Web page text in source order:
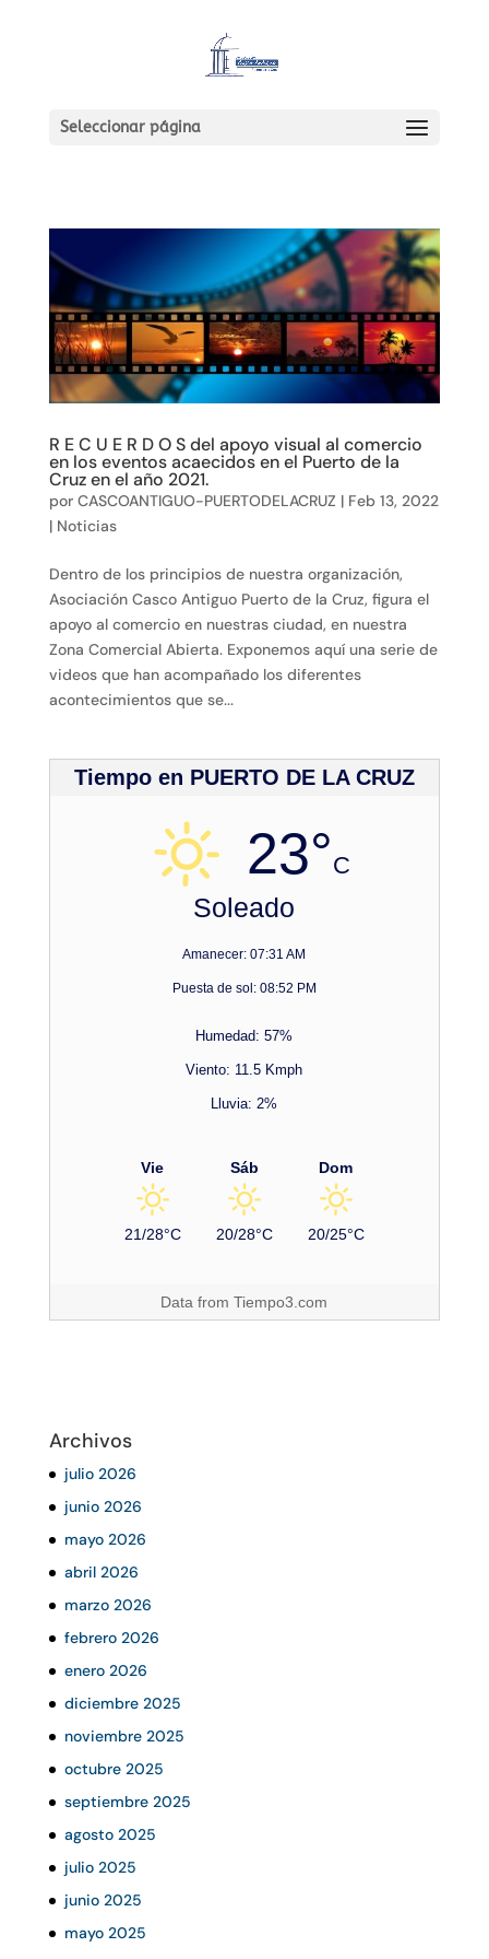
Seleccionar página
R E C U E R D O S del apoyo visual al comercio
en los eventos acaecidos en el Puerto de la
Cruz en el año 2021.
por CASCOANTIGUO-PUERTODELACRUZ | Feb 13, 2022
| Noticias
Dentro de los principios de nuestra organización,
Asociación Casco Antiguo Puerto de la Cruz, figura el
apoyo al comercio en nuestras ciudad, en nuestra
Zona Comercial Abierta. Exponemos aquí una serie de
videos que han acompañado los diferentes
acontecimientos que se...
Tiempo en PUERTO DE LA CRUZ
23°C
Soleado
Amanecer: 07:31 AM
Puesta de sol: 08:52 PM
Humedad: 57%
Viento: 11.5 Kmph
Lluvia: 2%
Vie
21/28°C
Sáb
20/28°C
Dom
20/25°C
Data fromTiempo3.com
Archivos
julio 2026
junio 2026
mayo 2026
abril 2026
marzo 2026
febrero 2026
enero 2026
diciembre 2025
noviembre 2025
octubre 2025
septiembre 2025
agosto 2025
julio 2025
junio 2025
mayo 2025